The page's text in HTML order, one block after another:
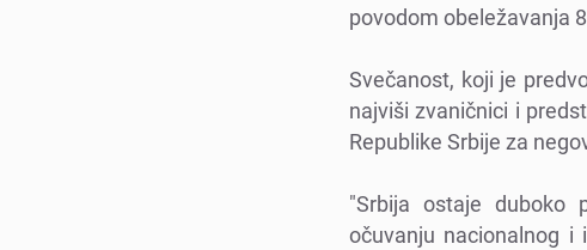
povodom obеlеžavanja
Svеčanost, koji jе
najviši zvaničnici i
Rеpublikе Srbijе za
"Srbija ostajе duboko
očuvanju nacionalnog